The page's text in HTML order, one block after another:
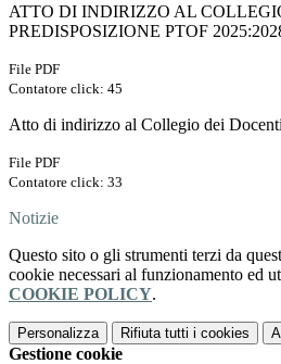
ATTO DI INDIRIZZO AL
PREDISPOSIZIONE PTOF
File PDF
Contatore click: 45
Atto di indirizzo al Collegio dei
File PDF
Contatore click: 33
Notizie
Questo sito o gli strumenti terzi da
cookie necessari al funzionamento ed
COOKIE POLICY.
Personalizza Rifiuta tutti i cookies
Gestione cookie